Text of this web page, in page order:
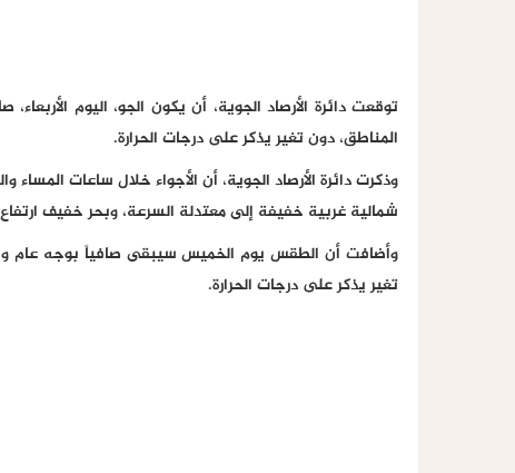
توقعت دائرة الأرصاد الجوية، أن يكون الجو، اليوم
المناطق، دون تغير يذكر على درجات الحرارة.
وذكرت دائرة الأرصاد الجوية، أن الأجواء خلال ساعات
شمالية غربية خفيفة إلى معتدلة السرعة، وبحر خفيف
وأضافت أن الطقس يوم الخميس سيبقى صافياً بوجه عام
تغير يذكر على درجات الحرارة.